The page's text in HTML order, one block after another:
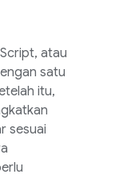
atau
satu
itu,
sesuai